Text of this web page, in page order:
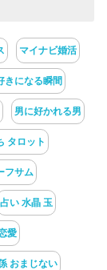
マイナビ婚活
きになる瞬間
男に好かれる男
タロット
フサム
占い 水晶 玉
愛
おまじない